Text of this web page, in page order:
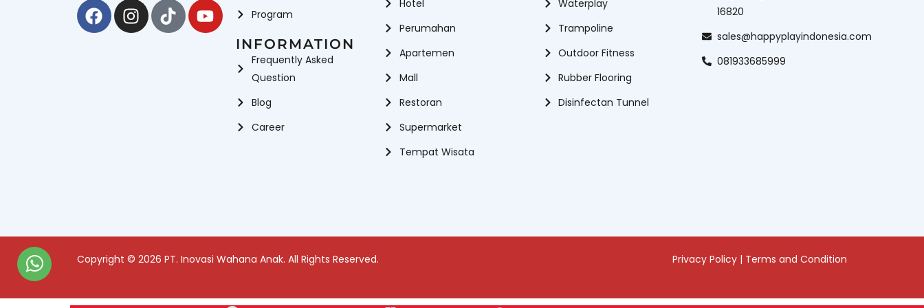
Facebook
Instagram
TiktokYoutube
Program
INFORMATION
Frequently Asked
Question
Blog
Career
Hotel
Perumahan
Apartemen
Mall
Restoran
Supermarket
Tempat Wisata
Waterplay
Trampoline
Outdoor Fitness
Rubber Flooring
Disinfectan Tunnel
16820
sales@happyplayindonesia.com
081933685999
Copyright © 2026 PT. Inovasi Wahana Anak. All Rights Reserved. Privacy Policy | Terms and Condition